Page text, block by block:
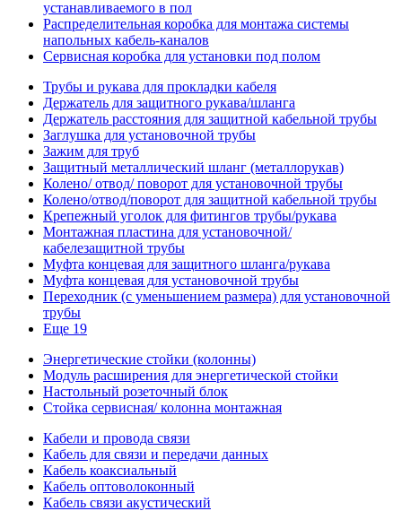
устанавливаемого в пол
Распределительная коробка для монтажа системы
напольных кабель-каналов
Сервисная коробка для установки под полом
Трубы и рукава для прокладки кабеля
Держатель для защитного рукава/шланга
Держатель расстояния для защитной кабельной трубы
Заглушка для установочной трубы
Зажим для труб
Защитный металлический шланг (металлорукав)
Колено/ отвод/ поворот для установочной трубы
Колено/отвод/поворот для защитной кабельной трубы
Крепежный уголок для фитингов трубы/рукава
Монтажная пластина для установочной/
кабелезащитной трубы
Муфта концевая для защитного шланга/рукава
Муфта концевая для установочной трубы
Переходник (с уменьшением размера) для установочной
трубы
Еще 19
Энергетические стойки (колонны)
Модуль расширения для энергетической стойки
Настольный розеточный блок
Стойка сервисная/ колонна монтажная
Кабели и провода связи
Кабель для связи и передачи данных
Кабель коаксиальный
Кабель оптоволоконный
Кабель связи акустический